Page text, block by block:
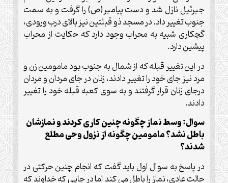
جبرئیل نازل شد و دست پیامبر(ص) را گرفت و به سمت
جنوب تغییر داد. در مسجد ذو قبلتین نیز بالای درب ورودی،
گچکاری شبیه به محراب وجود دارد که حکایت از محراب
پیشین دارد.
در این تغییر قبله که از شمال به جنوب بود مامومین زن و
مرد نیز جای خود را تغییر دادند، زنان در جای مردان و مردان
درجای زنان قرار گرفتند و به سوی کعبه قبله خود را تغییر
دادند.
سوال: وسط نماز چگونه چنین کاری کردند و نمازشان
باطل نشد؟ مامومین چگونه از نزول وحی مطلع
شدند؟
در پاسخ به سوال اول باید گفت که انجام چنین حرکتی در
حالت عادی، نماز را باطل می کند اما در جایی که خداوند که